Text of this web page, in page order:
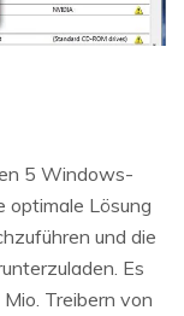
5 Windows-
optimale Lösung
und die
Es
Treibern von